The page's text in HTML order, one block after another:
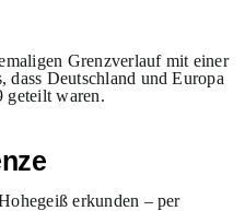
erkunden – per